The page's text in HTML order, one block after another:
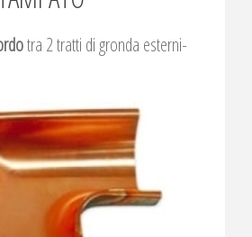
tra 2 tratti di gronda esterni-